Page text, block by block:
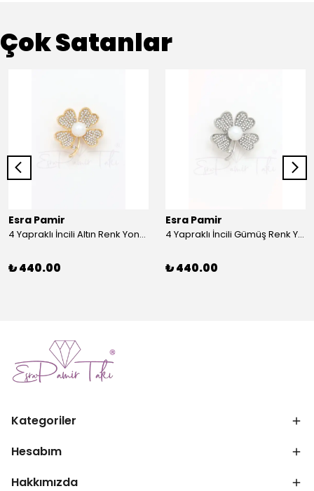
Çok Satanlar
Esra Pamir
4 Yapraklı İncili Altın Renk Yonca Broş
₺ 440.00
Esra Pamir
4 Yapraklı İncili Gümüş Renk Yonca Broş
₺ 440.00
Kategoriler
Hesabım
Hakkımızda